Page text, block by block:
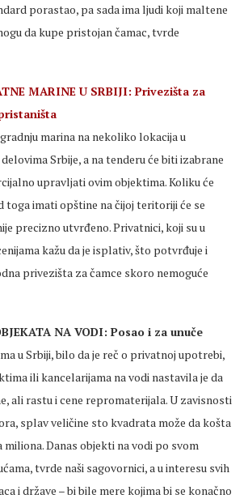
porastao, pa sada ima ljudi koji maltene
da kupe pristojan čamac, tvrde
MARINE U SRBIJI: Privezišta za
marina na nekoliko lokacija u
Srbije, a na tenderu će biti izabrane
upravljati ovim objektima. Koliku će
toga imati opštine na čijoj teritoriji će se
precizno utvrđeno. Privatnici, koji su u
kažu da je isplativ, što potvrđuje i
privezišta za čamce skoro nemoguće
NA VODI: Posao i za unuče
u Srbiji, bilo da je reč o privatnoj upotrebi,
ili kancelarijama na vodi nastavila je da
ali rastu i cene repromaterijala. U zavisnosti
splav veličine sto kvadrata može da košta
miliona. Danas objekti na vodi po svom
tvrde naši sagovornici, a u interesu svih
i države – bi bile mere kojima bi se konačno